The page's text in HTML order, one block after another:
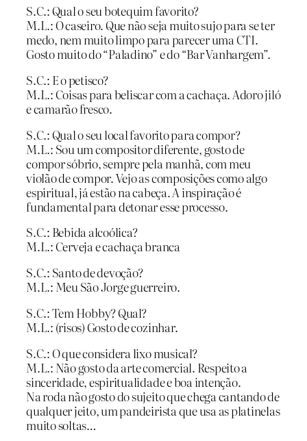
S.C.: Qual o seu botequim favorito?
M.L.: O caseiro. Que não seja muito sujo para se ter
medo, nem muito limpo para parecer uma CTI.
Gosto muito do “Paladino” e do “Bar Vanhargem”.
S.C.: E o petisco?
M.L.: Coisas para beliscar com a cachaça. Adoro jiló
e camarão fresco.
S.C.: Qual o seu local favorito para compor?
M.L.: Sou um compositor diferente, gosto de
compor sóbrio, sempre pela manhã, com meu
violão de compor. Vejo as composições como algo
espiritual, já estão na cabeça. A inspiração é
fundamental para detonar esse processo.
S.C.: Bebida alcoólica?
M.L.: Cerveja e cachaça branca
S.C.: Santo de devoção?
M.L.: Meu São Jorge guerreiro.
S.C.: Tem Hobby? Qual?
M.L.: (risos) Gosto de cozinhar.
S.C.: O que considera lixo musical?
M.L.: Não gosto da arte comercial. Respeito a
sinceridade, espiritualidade e boa intenção.
Na roda não gosto do sujeito que chega cantando de
qualquer jeito, um pandeirista que usa as platinelas
muito soltas…